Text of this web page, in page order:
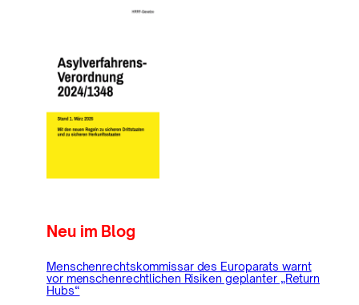
Neu im Blog
Menschenrechtskommissar des Europarats warnt
vor menschenrechtlichen Risiken geplanter „Return
Hubs“